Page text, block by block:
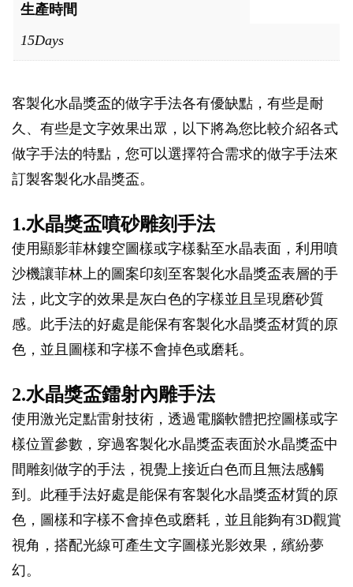
生產時間
15Days
客製化水晶獎盃的做字手法各有優缺點，有些是耐
久、有些是文字效果出眾，以下將為您比較介紹各式
做字手法的特點，您可以選擇符合需求的做字手法來
訂製客製化水晶獎盃。
1.水晶獎盃噴砂雕刻手法
使用顯影菲林鏤空圖樣或字樣黏至水晶表面，利用噴
沙機讓菲林上的圖案印刻至客製化水晶獎盃表層的手
法，此文字的效果是灰白色的字樣並且呈現磨砂質
感。此手法的好處是能保有客製化水晶獎盃材質的原
色，並且圖樣和字樣不會掉色或磨耗。
2.水晶獎盃鐳射內雕手法
使用激光定點雷射技術，透過電腦軟體把控圖樣或字
樣位置參數，穿過客製化水晶獎盃表面於水晶獎盃中
間雕刻做字的手法，視覺上接近白色而且無法感觸
到。此種手法好處是能保有客製化水晶獎盃材質的原
色，圖樣和字樣不會掉色或磨耗，並且能夠有3D觀賞
視角，搭配光線可產生文字圖樣光影效果，繽紛夢
幻。